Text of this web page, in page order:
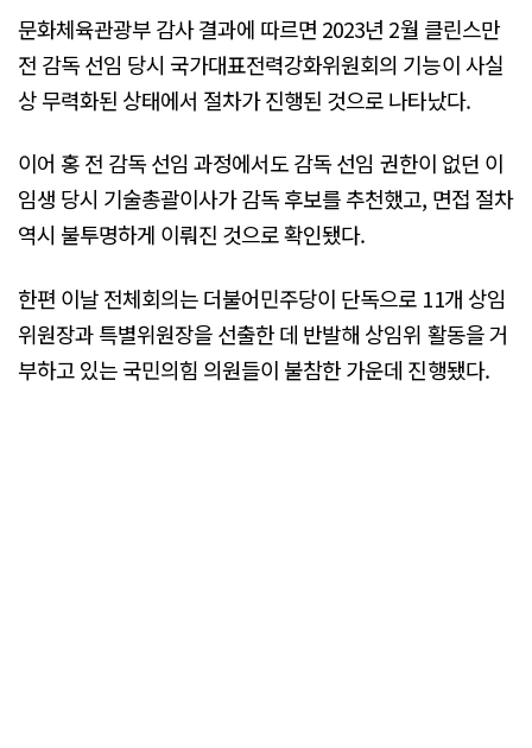
문화체육관광부 감사 결과에 따르면 2023년 2월 클린스만
전 감독 선임 당시 국가대표전력강화위원회의 기능이 사실
상 무력화된 상태에서 절차가 진행된 것으로 나타났다.
이어 홍 전 감독 선임 과정에서도 감독 선임 권한이 없던 이
임생 당시 기술총괄이사가 감독 후보를 추천했고, 면접 절차
역시 불투명하게 이뤄진 것으로 확인됐다.
한편 이날 전체회의는 더불어민주당이 단독으로 11개 상임
위원장과 특별위원장을 선출한 데 반발해 상임위 활동을 거
부하고 있는 국민의힘 의원들이 불참한 가운데 진행됐다.